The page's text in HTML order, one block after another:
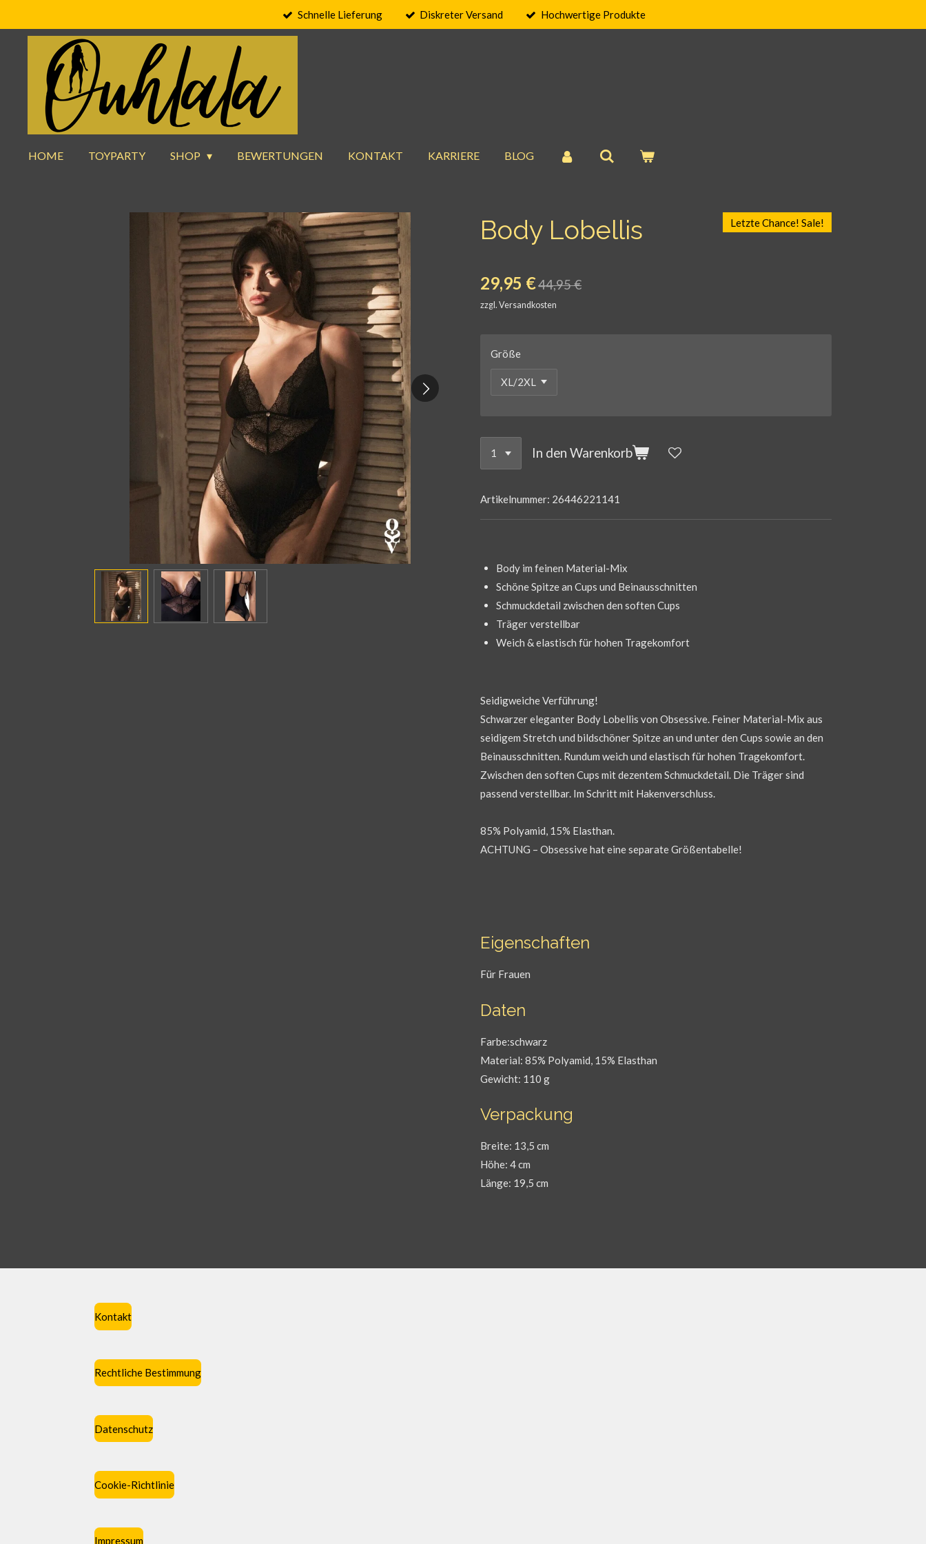
Hauptinhalt
Schnelle Lieferung Diskreter Versand Hochwertige Produkte
HOME TOYPARTY SHOP BEWERTUNGEN KONTAKT KARRIERE BLOG
Body Lobellis Letzte Chance! Sale!
29,95 €44,95 €
zzgl. Versandkosten
Größe
In den Warenkorb
Artikelnummer: 26446221141
Body im feinen Material-Mix
Schöne Spitze an Cups und Beinausschnitten
Schmuckdetail zwischen den soften Cups
Träger verstellbar
Weich & elastisch für hohen Tragekomfort
Seidigweiche Verführung!
Schwarzer eleganter Body Lobellis von Obsessive. Feiner Material-Mix aus
seidigem Stretch und bildschöner Spitze an und unter den Cups sowie an den
Beinausschnitten. Rundum weich und elastisch für hohen Tragekomfort.
Zwischen den soften Cups mit dezentem Schmuckdetail. Die Träger sind
passend verstellbar. Im Schritt mit Hakenverschluss.
85% Polyamid, 15% Elasthan.
ACHTUNG – Obsessive hat eine separate Größentabelle!
Eigenschaften
Für Frauen
Daten
Farbe:schwarz
Material: 85% Polyamid, 15% Elasthan
Gewicht: 110 g
Verpackung
Breite: 13,5 cm
Höhe: 4 cm
Länge: 19,5 cm
Kontakt
Rechtliche Bestimmung
Datenschutz
Cookie-Richtlinie
Impressum